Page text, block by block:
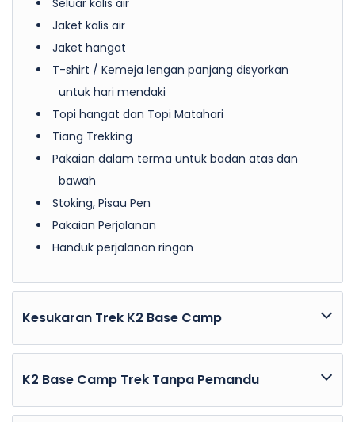
Seluar kalis air
Jaket kalis air
Jaket hangat
T-shirt / Kemeja lengan panjang disyorkan
untuk hari mendaki
Topi hangat dan Topi Matahari
Tiang Trekking
Pakaian dalam terma untuk badan atas dan
bawah
Stoking, Pisau Pen
Pakaian Perjalanan
Handuk perjalanan ringan
Kesukaran Trek K2 Base Camp
Trek ke K2 Base Camp adalah perjalanan yang
mencabar tetapi memuaskan melalui gunung
K2 Base Camp Trek Tanpa Pemandu
Bolehkah Saya Mendaki ke K2 Base Camp Tanpa